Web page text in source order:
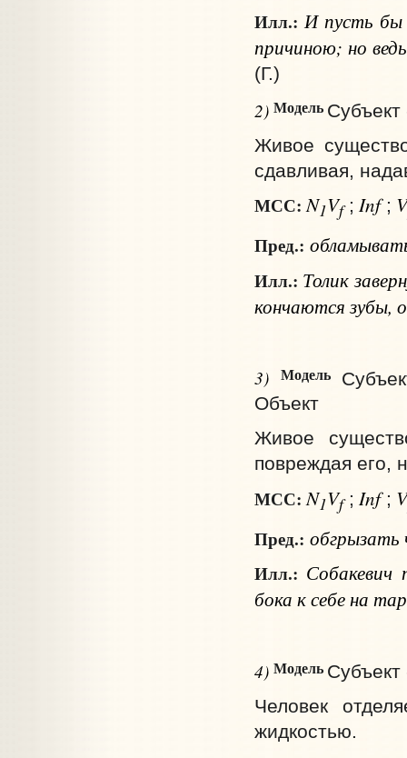
Илл.: И пусть бы
причиною; но
(Г.)
2) Модель Субъект
Живое
сдавливая,
МСС: N1Vf; Inf; V
Пред.:
Илл.: Толик
кончаются зубы,
3) Модель
Объект
Живое
повреждая его,
МСС: N1Vf; Inf; V
Пред.: обгрызать
Илл.: Собакевич
бока к себе на
4) Модель Субъект
Человек
жидкостью.